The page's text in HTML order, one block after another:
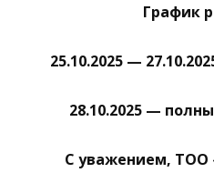
График
25.10.2025 —
28.10.2025 —
С уважением, ТОО